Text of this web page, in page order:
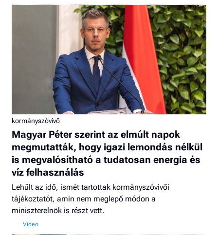
kormányszóvivő
Magyar Péter szerint az elmúlt napok
megmutatták, hogy igazi lemondás nélkül
is megvalósítható a tudatosan energia és
víz felhasználás
Lehűlt az idő, ismét tartottak kormányszóvivői
tájékoztatót, amin nem meglepő módon a
miniszterelnök is részt vett.